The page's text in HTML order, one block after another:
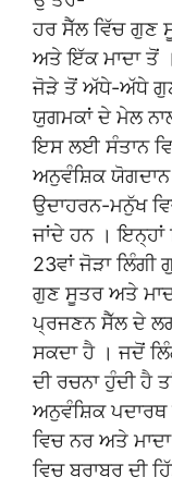
ਹਰ ਸੈੱਲ ਵਿੱਚ ਗੁਣ
ਅਤੇ ਇੱਕ ਮਾਦਾ ਤੋਂ
ਜੋੜੇ ਤੋਂ ਅੱਧੇ-ਅੱਧੇ
ਯੁਗਮਕਾਂ ਦੇ ਮੇਲ
ਇਸ ਲਈ ਸੰਤਾਨ
ਅਨੁਵੰਸ਼ਿਕ ਯੋਗਦਾਨ
ਉਦਾਹਰਨ-ਮਨੁੱਖ
ਜਾਂਦੇ ਹਨ ।
23ਵਾਂ ਜੋੜਾ ਲਿੰਗੀ
ਗੁਣ ਸੂਤਰ ਅਤੇ
ਪ੍ਰਜਣਨ ਸੈੱਲ ਦੇ
ਸਕਦਾ ਹੈ । ਜਦੋਂ
ਦੀ ਰਚਨਾ ਹੁੰਦੀ ਹੈ
ਅਨੁਵੰਸ਼ਿਕ
ਵਿਚ ਨਰ ਅਤੇ
ਵਿਚ ਬਰਾਬਰ ਦੀ